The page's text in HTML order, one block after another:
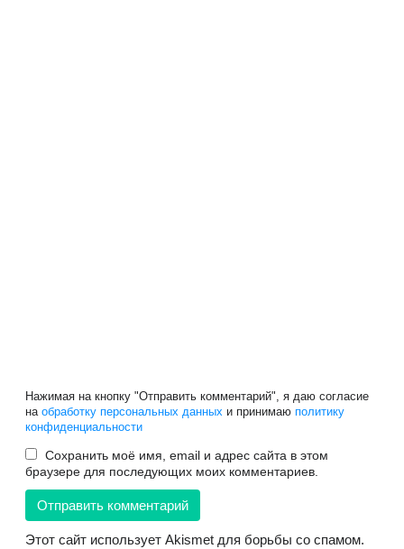
Нажимая на кнопку "Отправить комментарий", я даю согласие
на обработку персональных данных и принимаю политику
конфиденциальности
Сохранить моё имя, email и адрес сайта в этом
браузере для последующих моих комментариев.
Этот сайт использует Akismet для борьбы со спамом.